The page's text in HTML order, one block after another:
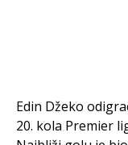
Edin Džeko
20. kola Premier